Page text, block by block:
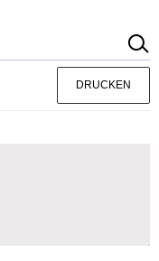
DRUCKEN